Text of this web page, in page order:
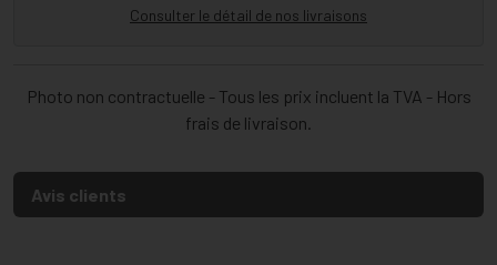
Consulter le détail de nos livraisons
Photo non contractuelle - Tous les prix incluent la TVA - Hors
frais de livraison.
Avis clients